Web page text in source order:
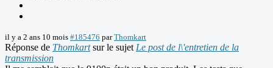
il y a 2 ans 10 mois #185476 parThomkart
Réponse de Thomkartsur le sujet Le post de l\'entretien de la
transmission